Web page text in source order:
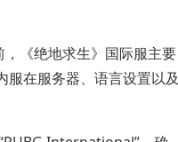
《绝地求生》国际服主要
在服务器、语言设置以及